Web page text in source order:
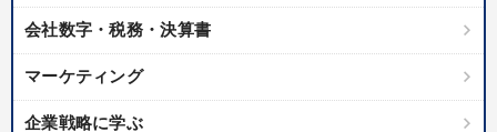
2025年夏季全国経営者セミナー収録講演ＣＤ・講演ＤＶＤ・デジ
タル版（音声／動画ストリーミング・ダウンロード）
「儲けの本質」を突く
【最新刊】時代を超える経営150の言葉＋社長のスピーチ・話材
会社数字・税務・決算書
マーケティング
企業戦略に学ぶ